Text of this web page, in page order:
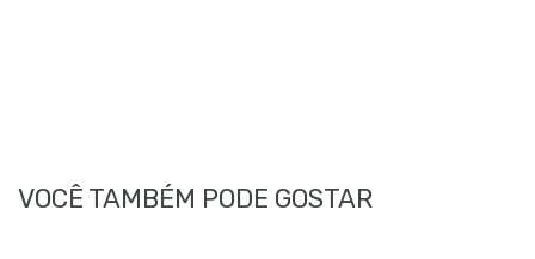
VOCÊ TAMBÉM PODE GOSTAR